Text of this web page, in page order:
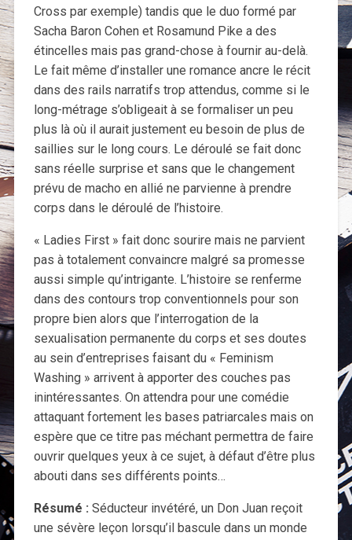
Cross par exemple) tandis que le duo formé par
Sacha Baron Cohen et Rosamund Pike a des
étincelles mais pas grand-chose à fournir au-delà.
Le fait même d’installer une romance ancre le récit
dans des rails narratifs trop attendus, comme si le
long-métrage s’obligeait à se formaliser un peu
plus là où il aurait justement eu besoin de plus de
saillies sur le long cours. Le déroulé se fait donc
sans réelle surprise et sans que le changement
prévu de macho en allié ne parvienne à prendre
corps dans le déroulé de l’histoire.
« Ladies First » fait donc sourire mais ne parvient
pas à totalement convaincre malgré sa promesse
aussi simple qu’intrigante. L’histoire se renferme
dans des contours trop conventionnels pour son
propre bien alors que l’interrogation de la
sexualisation permanente du corps et ses doutes
au sein d’entreprises faisant du « Feminism
Washing » arrivent à apporter des couches pas
inintéressantes. On attendra pour une comédie
attaquant fortement les bases patriarcales mais on
espère que ce titre pas méchant permettra de faire
ouvrir quelques yeux à ce sujet, à défaut d’être plus
abouti dans ses différents points…
Résumé : Séducteur invétéré, un Don Juan reçoit
une sévère leçon lorsqu’il bascule dans un monde